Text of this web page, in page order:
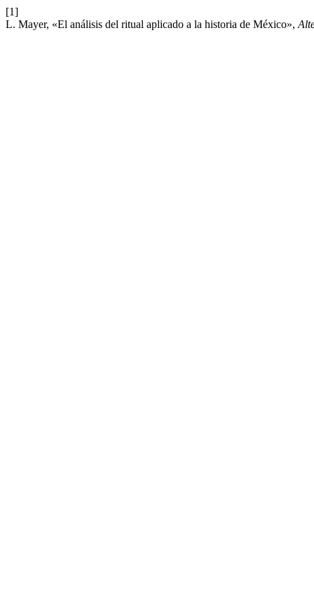
[1]
L. Mayer, «El análisis del ritual aplicado a la historia de México»,